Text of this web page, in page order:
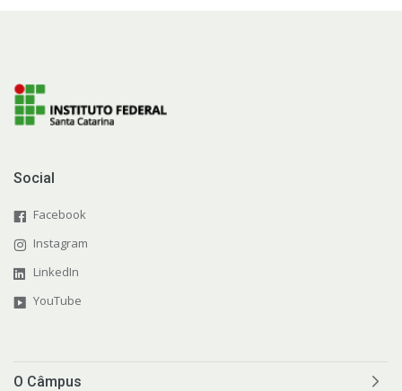
Social
Facebook
Instagram
LinkedIn
YouTube
O Câmpus